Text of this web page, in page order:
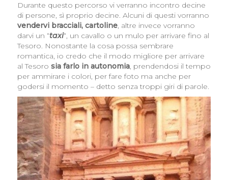
Durante questo percorso vi verranno incontro decine
di persone, sì proprio decine. Alcuni di questi vorranno
vendervi bracciali, cartoline, altre invece vorranno
darvi un “taxi“, un cavallo o un mulo per arrivare fino al
Tesoro. Nonostante la cosa possa sembrare
romantica, io credo che il modo migliore per arrivare
al Tesoro sia farlo in autonomia, prendendosi il tempo
per ammirare i colori, per fare foto ma anche per
godersi il momento – detto senza troppi giri di parole.